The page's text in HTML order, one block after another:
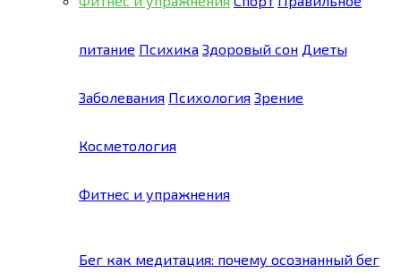
питание Психика Здоровый сон Диеты
Заболевания Психология Зрение
Косметология
Фитнес и упражнения
Бег как медитация: почему осознанный бег